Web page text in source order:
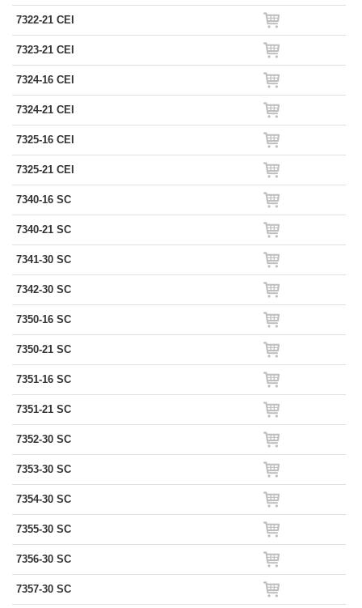
7322-21 CEI
7323-21 CEI
7324-16 CEI
7324-21 CEI
7325-16 CEI
7325-21 CEI
7340-16 SC
7340-21 SC
7341-30 SC
7342-30 SC
7350-16 SC
7350-21 SC
7351-16 SC
7351-21 SC
7352-30 SC
7353-30 SC
7354-30 SC
7355-30 SC
7356-30 SC
7357-30 SC